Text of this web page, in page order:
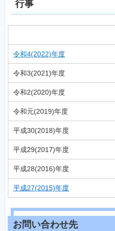
行事
令和4(2022)年度
令和3(2021)年度
令和2(2020)年度
令和元(2019)年度
平成30(2018)年度
平成29(2017)年度
平成28(2016)年度
平成27(2015)年度